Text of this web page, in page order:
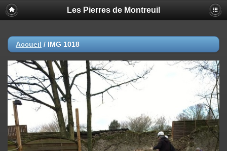
Les Pierres de Montreuil
Accueil / IMG 1018